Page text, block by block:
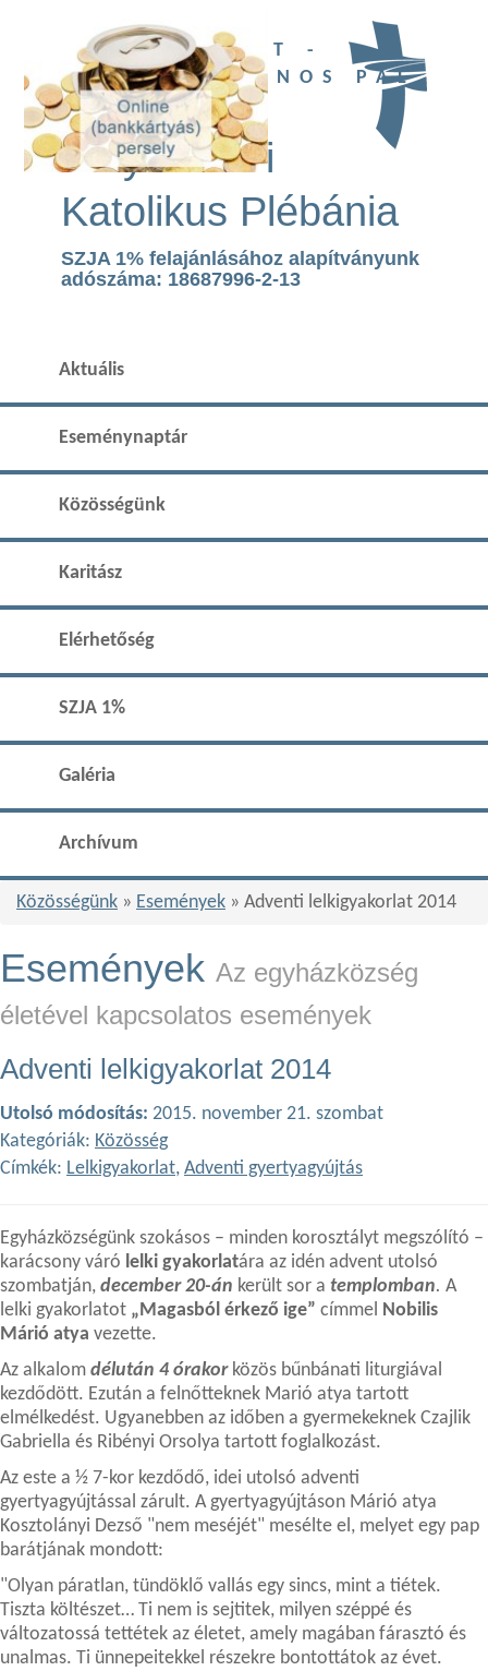
UBI DEUS EST -
SZENT II. JÁNOS PÁL
TEMPLOM
Páty Római
Katolikus Plébánia
SZJA 1% felajánlásához alapítványunk
adószáma: 18687996-2-13
Aktuális
Eseménynaptár
Közösségünk
Karitász
Elérhetőség
SZJA 1%
Galéria
Archívum
Közösségünk » Események » Adventi lelkigyakorlat 2014
Események Az egyházközség
életével kapcsolatos események
Adventi lelkigyakorlat 2014
Utolsó módosítás: 2015. november 21. szombat
Kategóriák: Közösség
Címkék: Lelkigyakorlat, Adventi gyertyagyújtás
Egyházközségünk szokásos – minden korosztályt megszólító –
karácsony váró lelki gyakorlatára az idén advent utolsó
szombatján, december 20-án került sor a templomban. A
lelki gyakorlatot „Magasból érkező ige” címmel Nobilis
Márió atya vezette.
Az alkalom délután 4 órakor közös bűnbánati liturgiával
kezdődött. Ezután a felnőtteknek Marió atya tartott
elmélkedést. Ugyanebben az időben a gyermekeknek Czajlik
Gabriella és Ribényi Orsolya tartott foglalkozást.
Az este a ½ 7-kor kezdődő, idei utolsó adventi
gyertyagyújtással zárult. A gyertyagyújtáson Márió atya
Kosztolányi Dezső "nem meséjét" mesélte el, melyet egy pap
barátjának mondott:
"Olyan páratlan, tündöklő vallás egy sincs, mint a tiétek.
Tiszta költészet… Ti nem is sejtitek, milyen széppé és
változatossá tettétek az életet, amely magában fárasztó és
unalmas. Ti ünnepeitekkel részekre bontottátok az évet.